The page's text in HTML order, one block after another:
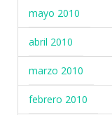
mayo 2010
abril 2010
marzo 2010
febrero 2010